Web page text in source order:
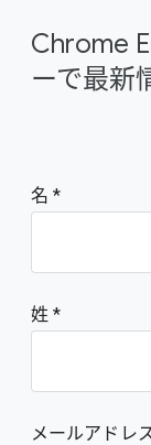
Chrome
ーで最新
名
姓
メールアドレ